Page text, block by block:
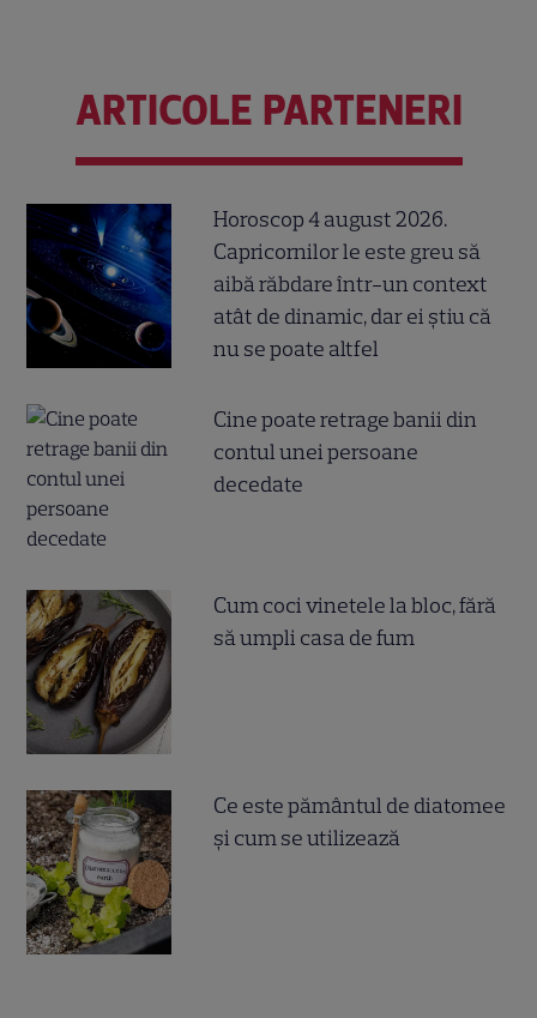
ARTICOLE PARTENERI
Horoscop 4 august 2026.
Capricornilor le este greu să
aibă răbdare într-un context
atât de dinamic, dar ei știu că
nu se poate altfel
Cine poate retrage banii din
contul unei persoane
decedate
Cum coci vinetele la bloc, fără
să umpli casa de fum
Ce este pământul de diatomee
și cum se utilizează